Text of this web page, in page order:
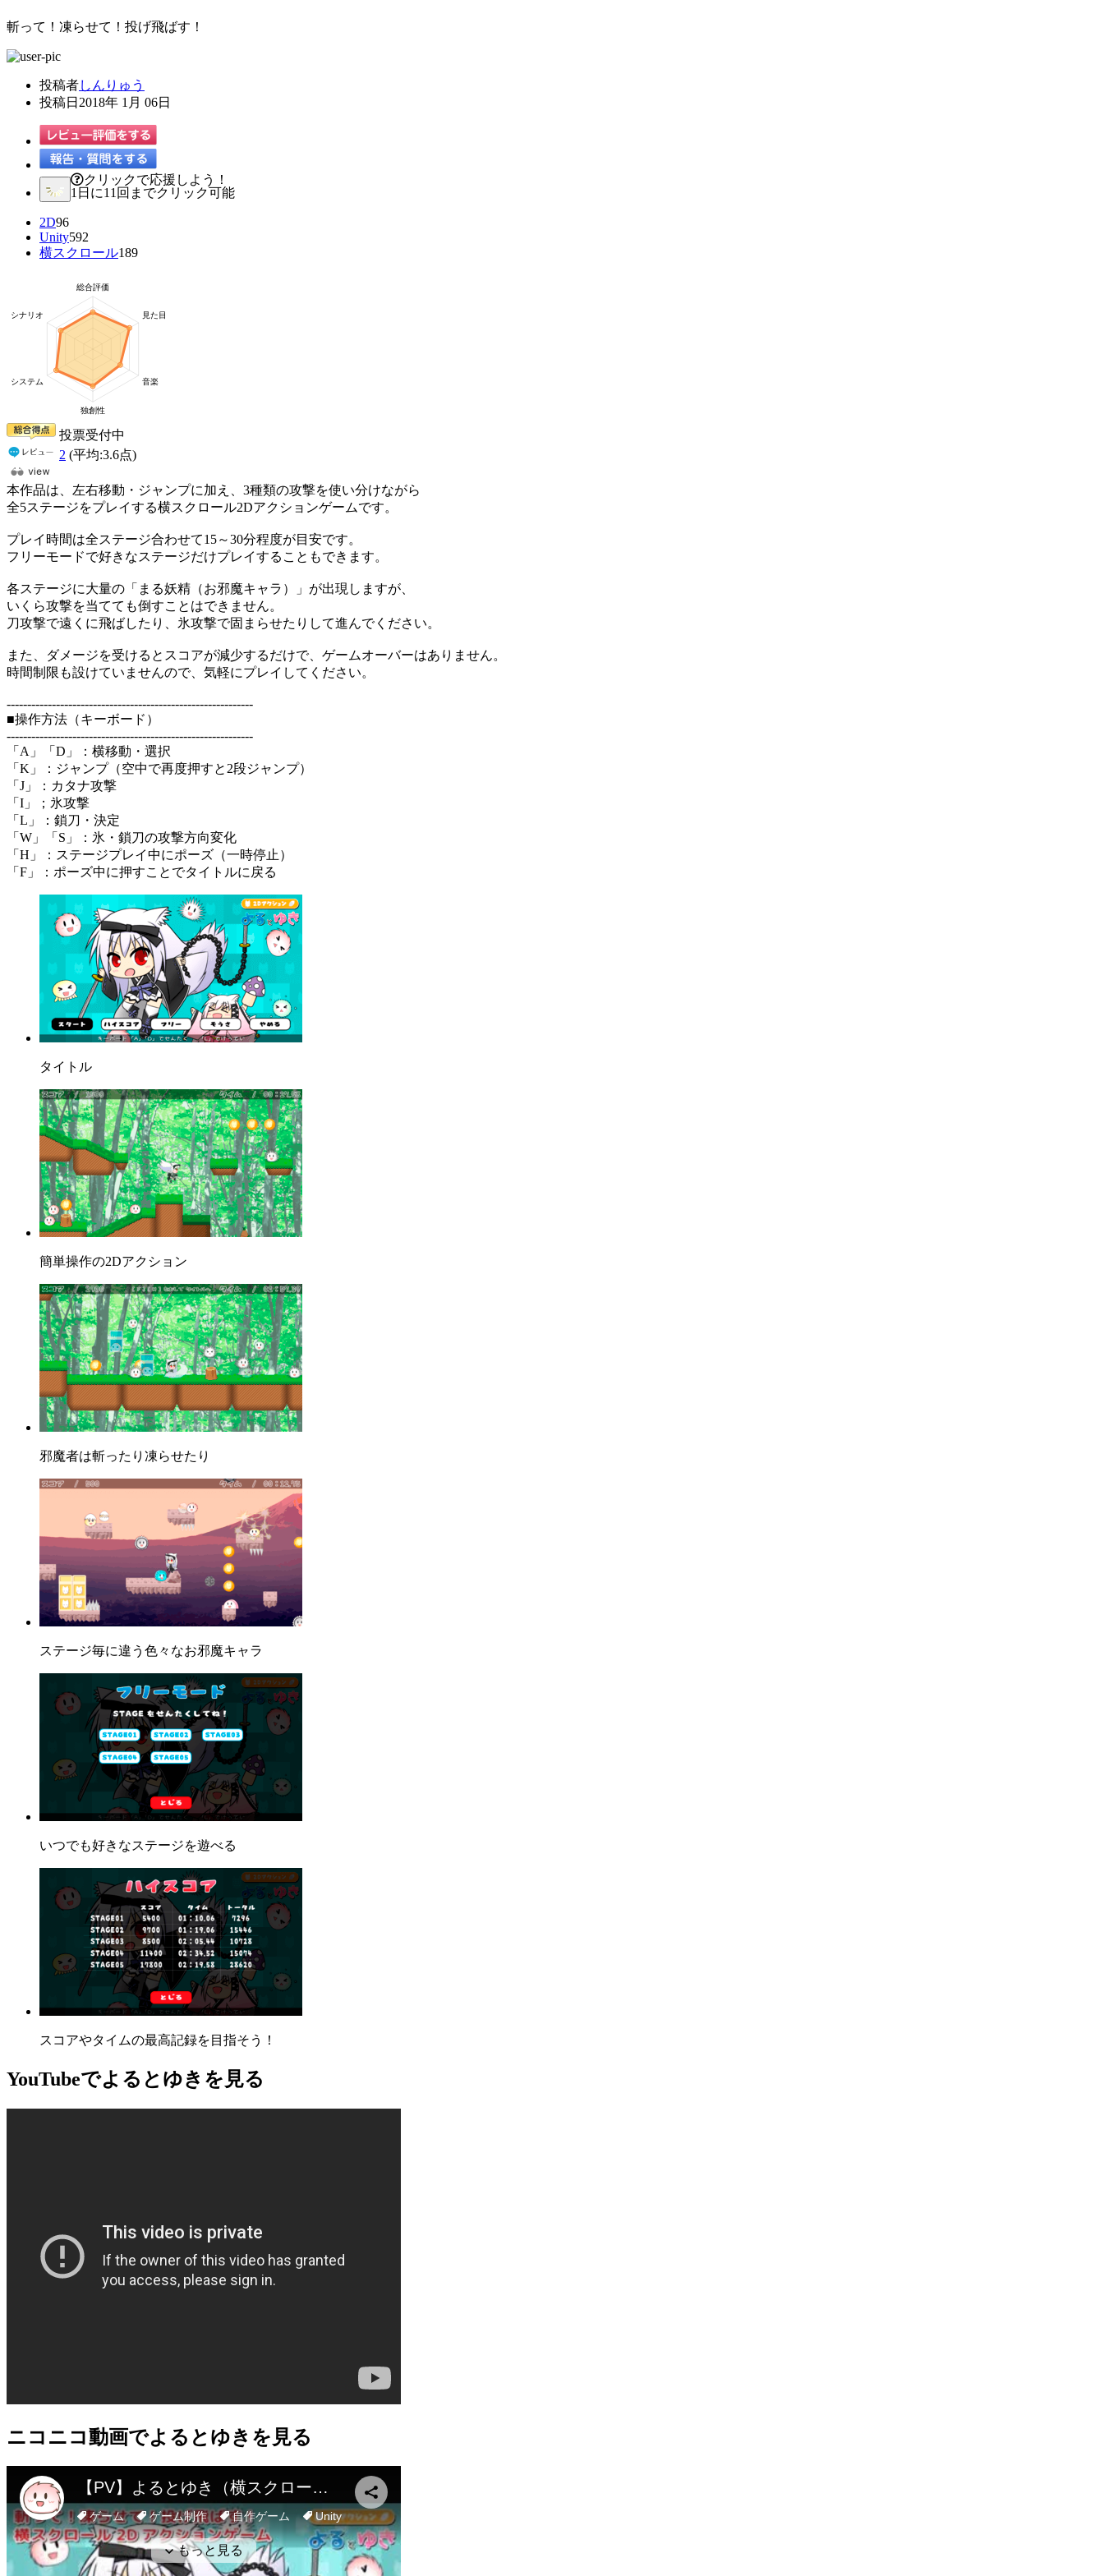
斬って！凍らせて！投げ飛ばす！
投稿者しんりゅう
投稿日 2018年 1月 06日
クリックで応援しよう！
1日に11回までクリック可能
2D96
Unity592
横スクロール189
投票受付中
2 (平均:3.6点)
本作品は、左右移動・ジャンプに加え、3種類の攻撃を使い分けながら
全5ステージをプレイする横スクロール2Dアクションゲームです。
プレイ時間は全ステージ合わせて15～30分程度が目安です。
フリーモードで好きなステージだけプレイすることもできます。
各ステージに大量の「まる妖精（お邪魔キャラ）」が出現しますが、
いくら攻撃を当てても倒すことはできません。
刀攻撃で遠くに飛ばしたり、氷攻撃で固まらせたりして進んでください。
また、ダメージを受けるとスコアが減少するだけで、ゲームオーバーはありません。
時間制限も設けていませんので、気軽にプレイしてください。
------------------------------------------------------------
■操作方法（キーボード）
------------------------------------------------------------
「A」「D」：横移動・選択
「K」：ジャンプ（空中で再度押すと2段ジャンプ）
「J」：カタナ攻撃
「I」；氷攻撃
「L」：鎖刀・決定
「W」「S」：氷・鎖刀の攻撃方向変化
「H」：ステージプレイ中にポーズ（一時停止）
「F」：ポーズ中に押すことでタイトルに戻る
タイトル
簡単操作の2Dアクション
邪魔者は斬ったり凍らせたり
ステージ毎に違う色々なお邪魔キャラ
いつでも好きなステージを遊べる
スコアやタイムの最高記録を目指そう！
YouTubeでよるとゆきを見る
ニコニコ動画でよるとゆきを見る